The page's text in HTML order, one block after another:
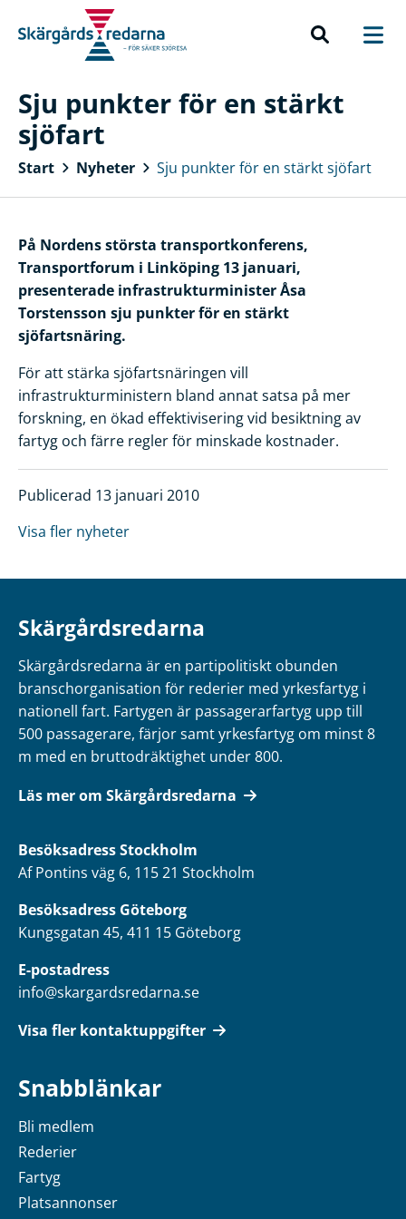
Sju punkter för en stärkt
sjöfart
Start Nyheter Sju punkter för en stärkt sjöfart
På Nordens största transportkonferens,
Transportforum i Linköping 13 januari,
presenterade infrastrukturminister Åsa
Torstensson sju punkter för en stärkt
sjöfartsnäring.
För att stärka sjöfartsnäringen vill
infrastrukturministern bland annat satsa på mer
forskning, en ökad effektivisering vid besiktning av
fartyg och färre regler för minskade kostnader.
Publicerad 13 januari 2010
Visa fler nyheter
Skärgårdsredarna
Skärgårdsredarna är en partipolitiskt obunden
branschorganisation för rederier med yrkesfartyg i
nationell fart. Fartygen är passagerarfartyg upp till
500 passagerare, färjor samt yrkesfartyg om minst 8
m med en bruttodräktighet under 800.
Läs mer om Skärgårdsredarna
BesöksadressStockholm
Af Pontins väg 6, 115 21 Stockholm
Besöksadress Göteborg
Kungsgatan 45, 411 15 Göteborg
E-postadress
info@skargardsredarna.se
Visa fler kontaktuppgifter
Snabblänkar
Bli medlem
Rederier
Fartyg
Platsannonser